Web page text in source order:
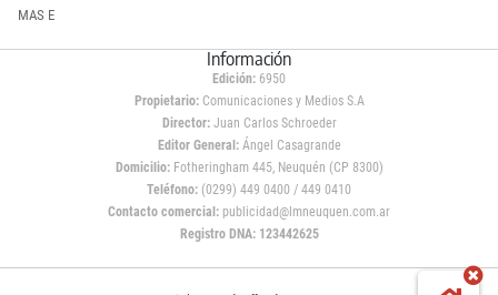
MAS E
Información
Edición: 6950
Propietario:Comunicaciones y Medios S.A
Director: Juan Carlos Schroeder
Editor General:Ángel Casagrande
Domicilio:Fotheringham 445, Neuquén (CP 8300)
Teléfono: (0299) 449 0400 / 449 0410
Contacto comercial: publicidad@lmneuquen.com.ar
Registro DNA: 123442625